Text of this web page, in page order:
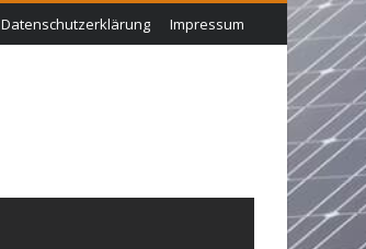
Datenschutzerklärung Impressum